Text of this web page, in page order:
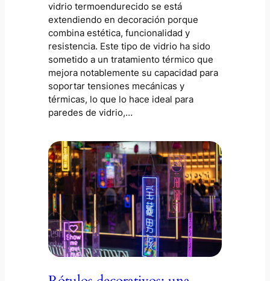
vidrio termoendurecido se está
extendiendo en decoración porque
combina estética, funcionalidad y
resistencia. Este tipo de vidrio ha sido
sometido a un tratamiento térmico que
mejora notablemente su capacidad para
soportar tensiones mecánicas y
térmicas, lo que lo hace ideal para
paredes de vidrio,…